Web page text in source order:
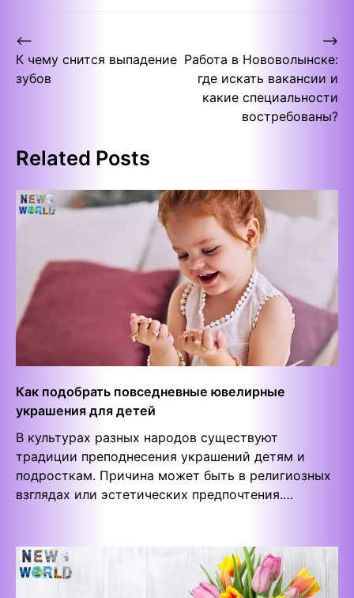
Post
navigation
⟵
К чему снится выпадение
зубов
Работа в Нововолынске:
где искать вакансии и
какие специальности
востребованы?
⟶
Related Posts
Как подобрать повседневные ювелирные
украшения для детей
В культурах разных народов существуют
традиции преподнесения украшений детям и
подросткам. Причина может быть в религиозных
взглядах или эстетических предпочтения.…